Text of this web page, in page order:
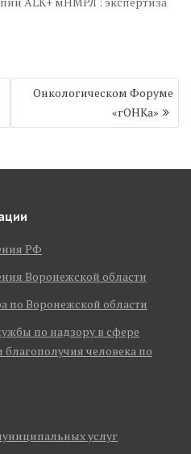
Онкологическом Форуме
«гОНКа»
РФ
Воронежской области
по Воронежской области
по надзору в сфере
человека по
услуг